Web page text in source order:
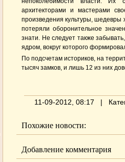
архитекторами и мастерами
произведения культуры, шедевры
потеряли оборонительное
знати. Не следует также
ядром, вокруг которого
По подсчетам историков, на
тысяч замков, и лишь 12 из них
11-09-2012, 08:17 |
Похожие новости:
Добавление комментария